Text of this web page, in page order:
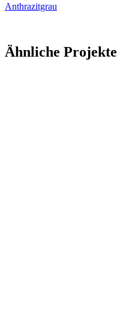
Anthrazitgrau
Ähnliche Projekte